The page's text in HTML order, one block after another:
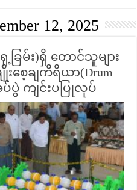
12, 2025
ြမ်း)ရှိ တောင်သူများ
ေ့ချကိရိယာ(Drum
အပ်ပွဲ ကျင်းပပြုလုပ်